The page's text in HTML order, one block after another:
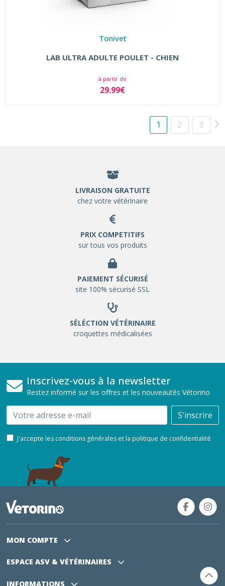
Tonivet
LAB ULTRA ADULTE POULET - CHIEN
à partir de
29.99€
1 2 3
LIVRAISON GRATUITE
chez votre vétérinaire
PRIX COMPETITIFS
sur tous vos produits
PAIEMENT SÉCURISÉ
site 100% sécurisé SSL
SÉLÉCTION VÉTÉRINAIRE
croquettes médicalisées
Inscrivez-vous à la newsletter
Restez informé sur les offres et les nouveautés Vétorino
Email S'inscrire
J'accepte les conditions générales et la politique de confidentialité
MON COMPTE
ESPACE ASV & VÉTÉRINAIRES
INFORMATIONS